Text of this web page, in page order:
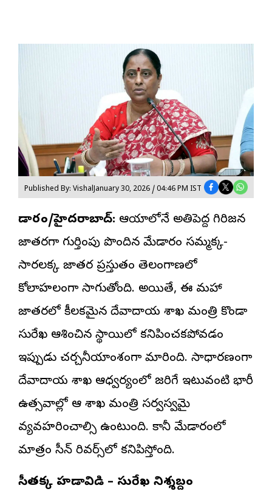
Published By: VishalJanuary 30, 2026 / 04:46 PM IST
మేడారం/హైదరాబాద్: ఆసియాలోనే అతిపెద్ద గిరిజన
జాతరగా గుర్తింపు పొందిన మేడారం సమ్మక్క-
సారలక్క జాతర ప్రస్తుతం తెలంగాణలో
కోలాహలంగా సాగుతోంది. అయితే, ఈ మహా
జాతరలో కీలకమైన దేవాదాయ శాఖ మంత్రి కొండా
సురేఖ ఆశించిన స్థాయిలో కనిపించకపోవడం
ఇప్పుడు చర్చనీయాంశంగా మారింది. సాధారణంగా
దేవాదాయ శాఖ ఆధ్వర్యంలో జరిగే ఇటువంటి భారీ
ఉత్సవాల్లో ఆ శాఖ మంత్రి సర్వస్వమై
వ్యవహరించాల్సి ఉంటుంది. కానీ మేడారంలో
మాత్రం సీన్ రివర్స్‌లో కనిపిస్తోంది.
సీతక్క హడావిడి – సురేఖ నిశ్శబ్దం